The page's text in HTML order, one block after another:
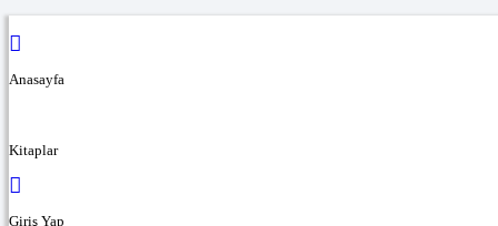
Anasayfa
Kitaplar
Giriş Yap